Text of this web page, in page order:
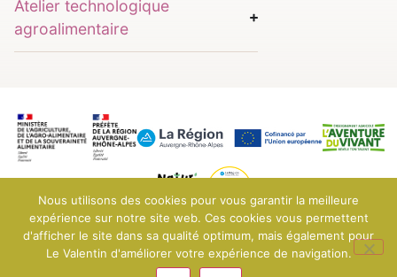
Atelier technologique
agroalimentaire
© 2025 EPLEFPA Le Valentin - Bourg-lès-Valence
Mentions légales
Conditions générales de vente
Nous utilisons des cookies pour vous garantir la meilleure
expérience sur notre site web. Ces cookies vous permettent
d'afficher le site dans sa qualité optimum, mais également pour
Le Valentin d'améliorer votre expérience de navigation.